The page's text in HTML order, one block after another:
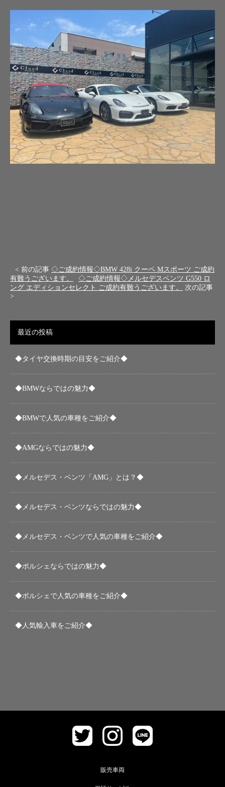
< 前の記事 ◇ご成約情報◇BMW 428i クーペ Mスポーツ ご成約
有難うございます。
◇ご成約情報◇メルセデスベンツ G550 ロ
ング エディションセレクト ご成約有難うございます。
次の記事
>
最近の投稿
◆タイヤ交換時期の目安をご紹介◆
◆BMWならではの魅力◆
◆BMWで人気の車種をご紹介◆
◆AMGならではの魅力◆
◆メルセデス・ベンツ「AMG」とは？◆
◆メルセデス・ベンツならではの魅力◆
◆メルセデス・ベンツで人気の車種をご紹介◆
◆ポルシェならではの魅力◆
◆ポルシェで人気の車種をご紹介◆
◆人気輸入車をご紹介◆
販売車両